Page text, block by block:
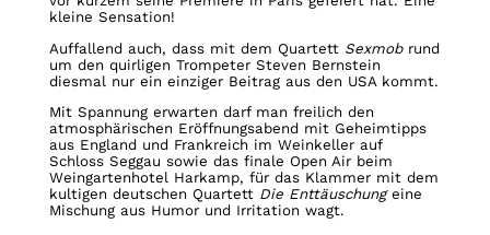
kleine Sensation!
Auffallend auch, dass mit dem QuartettSexmobrund
um den quirligen Trompeter Steven Bernstein
diesmal nur ein einziger Beitrag aus den USA kommt.
Mit Spannung erwarten darf man freilich den
atmosphärischen Eröffnungsabend mit Geheimtipps
aus England und Frankreich im Weinkeller auf
Schloss Seggau sowie das finale Open Air beim
Weingartenhotel Harkamp, für das Klammer mit dem
kultigen deutschen Quartett Die Enttäuschung eine
Mischung aus Humor und Irritation wagt.